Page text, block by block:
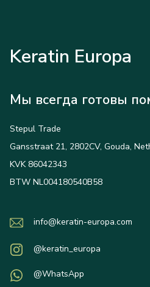
Keratin Europa
Мы всегда готовы
Stepul Trade
Gansstraat 21, 2802CV, Gouda,
KVK 86042343
BTW NL004180540B58
info@keratin-europa.com
@keratin_europa
@WhatsApp